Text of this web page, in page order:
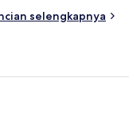
selengkapnya